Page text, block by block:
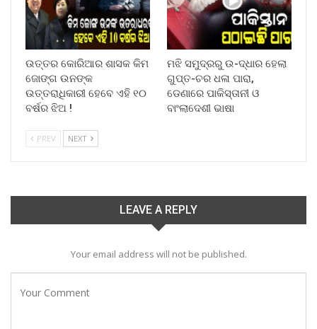
ଉତ୍ତର କୋରିଆର ଶାସକ କିମ
ଜୋଙ୍ଗ ଉନଙ୍କ
ଉତ୍ତରାଧିକାରୀ ହେବେ ଏହି ୧୦
ବର୍ଷର ଝିଅ !
ମଝି ସମୁଦ୍ରରୁ ଉ-ଦ୍ଧାର ହେଲା
ଗୁପ୍ତ-ଚର ଧଳା ପାରା,
ଡେଣାରେ ପାକିସ୍ତାନୀ ଓ
ବାଂଲାଦେଶୀ ଭାଷା
PREV NEXT
LEAVE A REPLY
Your email address will not be published.